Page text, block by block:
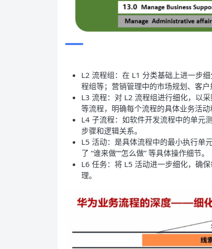
L2 流程组：在 L1 分类基础上进一步
程组等；营销管理中的市场规划、客
L3 流程：对 L2 流程组进行细化，以
等流程，明确每个流程的具体业务活动
L4 子流程：如软件开发流程中的单元
步骤和逻辑关系。
L5 活动：是具体流程中的最小执行单
了 “谁来做”“怎么做” 等具体操作细节。
L6 任务：将 L5 活动进一步细化，确
理。